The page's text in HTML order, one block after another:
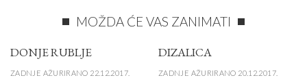
MOŽDA ĆE VAS ZANIMATI
DONJE RUBLJE
ZADNJE AŽURIRANO 22.12.2017.
DIZALICA
ZADNJE AŽURIRANO 20.12.2017.